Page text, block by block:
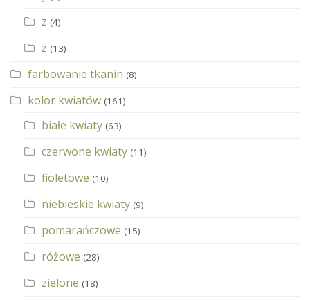
z (4)
ż (13)
farbowanie tkanin (8)
kolor kwiatów (161)
białe kwiaty (63)
czerwone kwiaty (11)
fioletowe (10)
niebieskie kwiaty (9)
pomarańczowe (15)
różowe (28)
zielone (18)